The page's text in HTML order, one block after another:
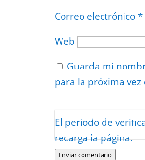
Correo electrónico *
Web
Guarda mi
para la próxima vez
El periodo de
recarga la página.
Enviar comentario
Protegidos por reCAPTCHA
Términos